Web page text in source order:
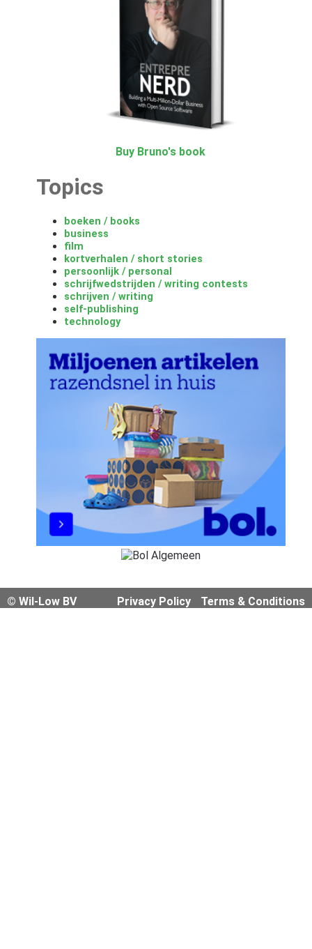
Buy Bruno's book
Topics
boeken / books
business
film
kortverhalen / short stories
persoonlijk / personal
schrijfwedstrijden / writing contests
schrijven / writing
self-publishing
technology
© Wil-Low BV Privacy Policy Terms & Conditions